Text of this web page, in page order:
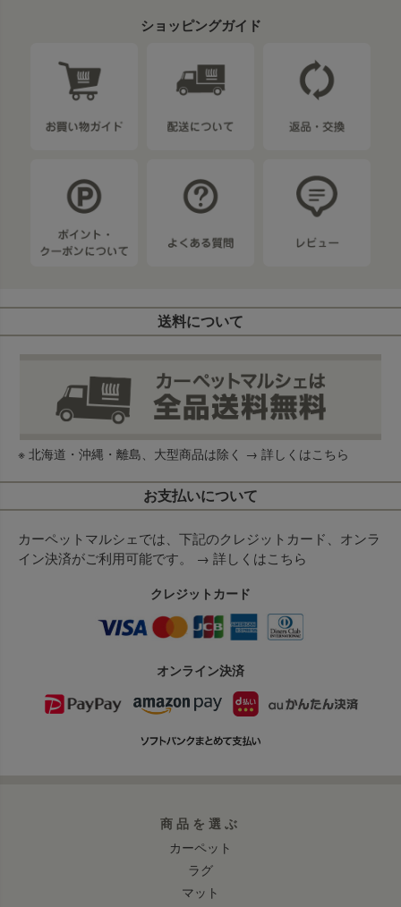
ショッピングガイド
送料について
※ 北海道・沖縄・離島、大型商品は除く → 詳しくはこちら
お支払いについて
カーペットマルシェでは、下記のクレジットカード、オンラ
イン決済がご利用可能です。 → 詳しくはこちら
クレジットカード
オンライン決済
商品を選ぶ
カーペット
ラグ
マット